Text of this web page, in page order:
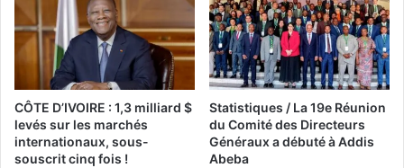
CÔTE D’IVOIRE : 1,3 milliard $
levés sur les marchés
internationaux, sous-
souscrit cinq fois !
Statistiques / La 19e Réunion
du Comité des Directeurs
Généraux a débuté à Addis
Abeba